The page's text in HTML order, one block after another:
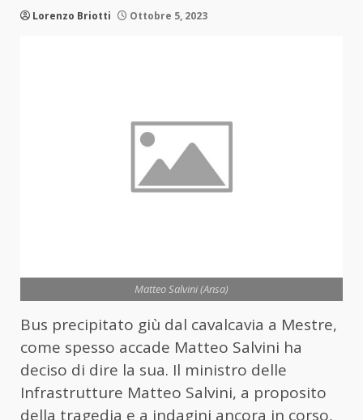
Lorenzo Briotti Ottobre 5, 2023
Matteo Salvini (Ansa)
Bus precipitato giù dal cavalcavia a Mestre,
come spesso accade Matteo Salvini ha
deciso di dire la sua. Il ministro delle
Infrastrutture Matteo Salvini, a proposito
della tragedia e a indagini ancora in corso,